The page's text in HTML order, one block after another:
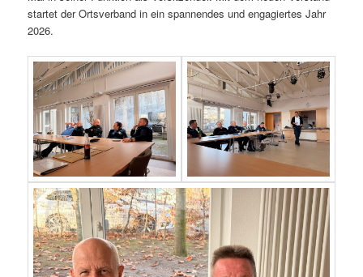
startet der Ortsverband in ein spannendes und engagiertes Jahr
2026.